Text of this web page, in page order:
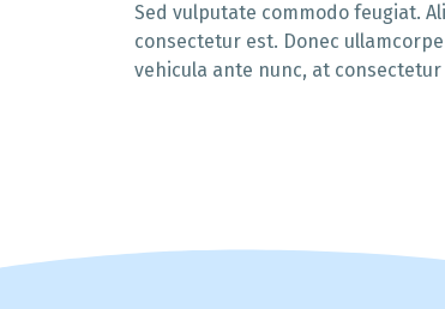
Sed vulputate commodo feugiat.
consectetur est. Donec
vehicula ante nunc, at